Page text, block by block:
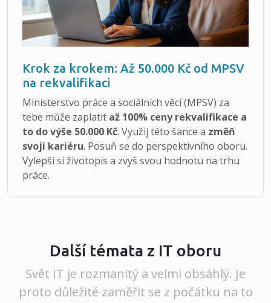
Krok za krokem: Až 50.000 Kč od MPSV
na rekvalifikaci
Ministerstvo práce a sociálních věcí (MPSV) za
tebe může zaplatit až 100% ceny rekvalifikace a
to do výše 50.000 Kč. Využij této šance a změň
svoji kariéru. Posuň se do perspektivního oboru.
Vylepši si životopis a zvyš svou hodnotu na trhu
práce.
Další témata z IT oboru
Svět IT je rozmanitý a velmi obsáhlý. Je
proto důležité zaměřit se z počátku na to